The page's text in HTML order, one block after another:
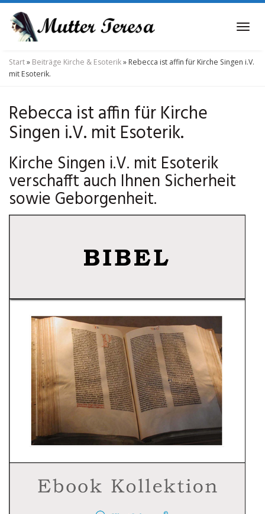
Skip
main
content
Start» Beiträge Kirche & Esoterik» Rebecca ist affin für Kirche Singen i.V.
mit Esoterik.
Rebecca ist affin für Kirche
Singen i.V. mit Esoterik.
Kirche Singen i.V. mit Esoterik
verschafft auch Ihnen Sicherheit
sowie Geborgenheit.